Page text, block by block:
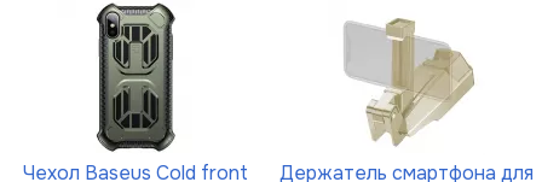
Чехол Baseus Cold front
Держатель смартфона для